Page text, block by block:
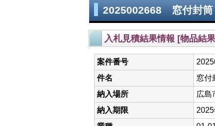
2025002668 窓付封筒
入札見積結果情報 [物品結
案件番号
件名
窓付
納入場所
広島
納入期限